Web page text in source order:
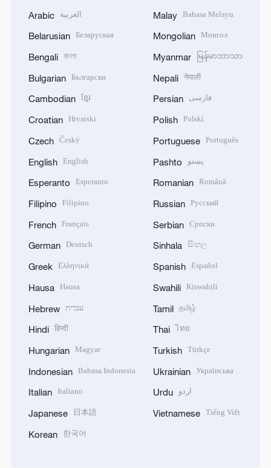
Arabic العربية
Belarusian Беларуская
Bengali বাংলা
Bulgarian Български
Cambodian ខ្មែរ
Croatian Hrvatski
Czech Český
English English
Esperanto Esperanto
Filipino Filipino
French Français
German Deutsch
Greek Ελληνικά
Hausa Hausa
Hebrew עברית
Hindi हिन्दी
Hungarian Magyar
Indonesian Bahasa Indonesia
Italian Italiano
Japanese 日本語
Korean 한국어
Malay Bahasa Melayu
Mongolian Монгол
Myanmar မြန်မာဘာသာ
Nepali नेपाली
Persian فارسی
Polish Polski
Portuguese Português
Pashto پښتو
Romanian Română
Russian Русский
Serbian Српски
Sinhala සිංහල
Spanish Español
Swahili Kiswahili
Tamil தமிழ்
Thai ไทย
Turkish Türkçe
Ukrainian Українська
Urdu اردو
Vietnamese Tiếng Việt